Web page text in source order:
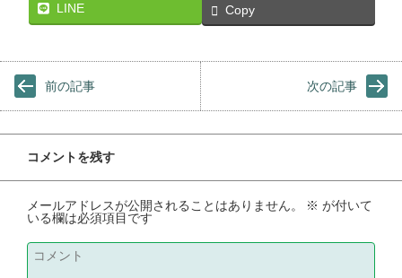
LINE
Copy
前の記事 次の記事
コメントを残す
メールアドレスが公開されることはありません。 ※ が付いて
いる欄は必須項目です